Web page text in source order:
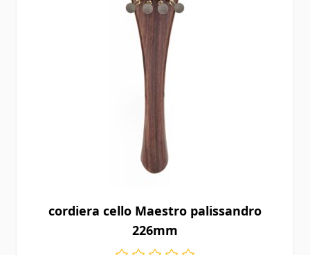
cordiera cello Maestro palissandro
226mm